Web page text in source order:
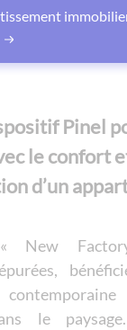
Pinel
le confort
d’un
New
le